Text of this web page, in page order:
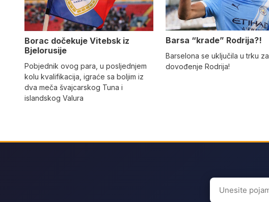
Borac dočekuje Vitebsk iz
Bjelorusije
Pobjednik ovog para, u posljednjem
kolu kvalifikacija, igraće sa boljim iz
dva meča švajcarskog Tuna i
islandskog Valura
Barsa “krade” Rodrija?!
Barselona se uključila u trku za
dovođenje Rodrija!
Search
for: